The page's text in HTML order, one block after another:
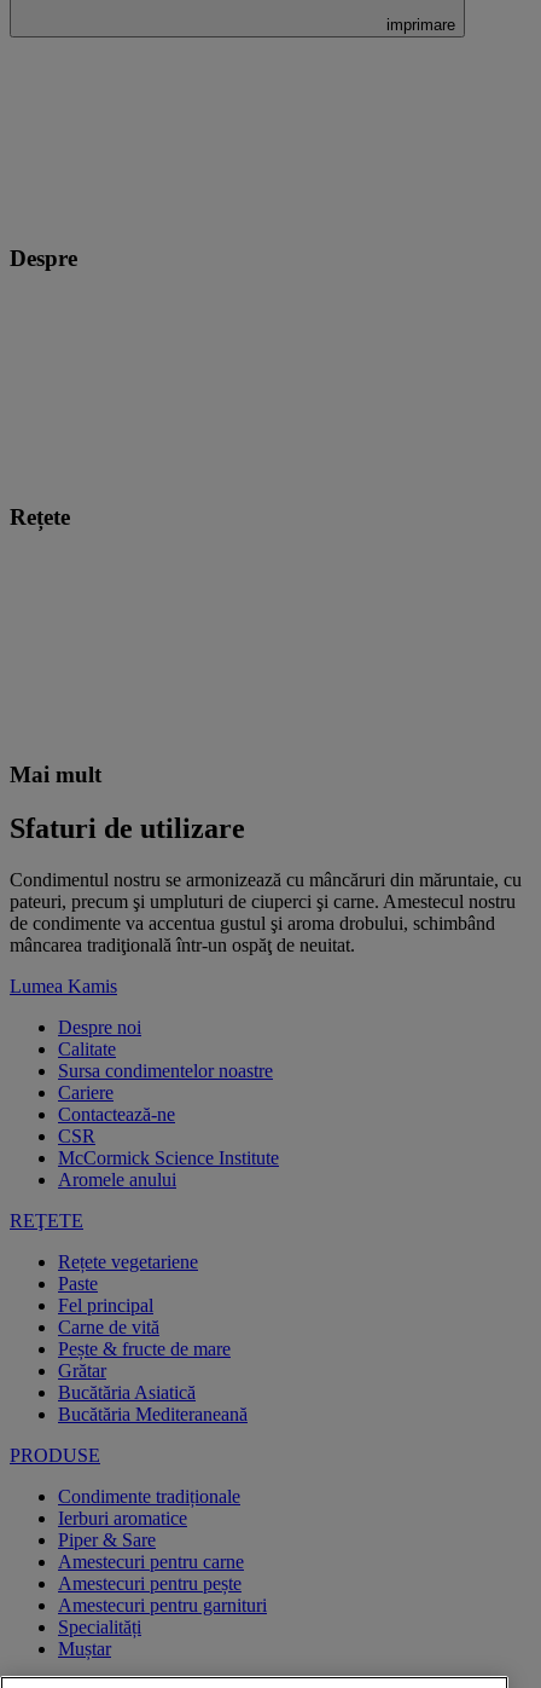
imprimare
Despre
Rețete
Mai mult
Sfaturi de utilizare
Condimentul nostru se armonizează cu mâncăruri din măruntaie, cu
pateuri, precum şi umpluturi de ciuperci şi carne. Amestecul nostru
de condimente va accentua gustul şi aroma drobului, schimbând
mâncarea tradiţională într-un ospăţ de neuitat.
Lumea Kamis
Despre noi
Calitate
Sursa condimentelor noastre
Cariere
Contactează-ne
CSR
McCormick Science Institute
Aromele anului
REŢETE
Rețete vegetariene
Paste
Fel principal
Carne de vită
Pește & fructe de mare
Grătar
Bucătăria Asiatică
Bucătăria Mediteraneană
PRODUSE
Condimente tradiționale
Ierburi aromatice
Piper & Sare
Amestecuri pentru carne
Amestecuri pentru pește
Amestecuri pentru garnituri
Specialități
Muștar